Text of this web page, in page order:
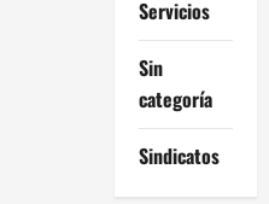
Servicios
Sin
categoría
Sindicatos